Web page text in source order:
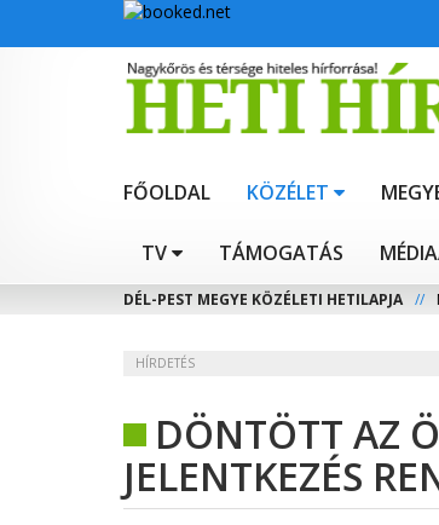
FŐOLDAL KÖZÉLET
TV TÁMOGATÁS
DÉL-PEST MEGYE KÖZÉLETI HETILAPJA //
HÍRDETÉS
DÖNTÖTT AZ
JELENTKEZÉS